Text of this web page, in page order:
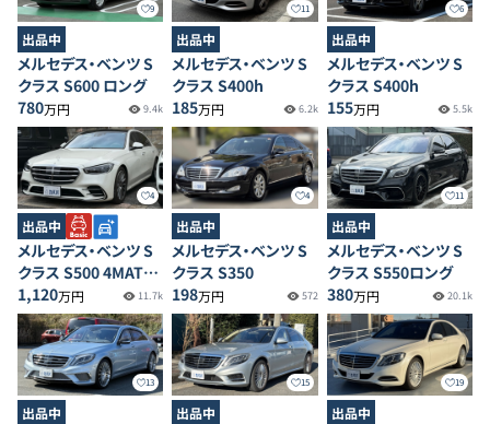
9
出品中
メルセデス・ベンツ S
クラス S600 ロング
780万円 9.4k
11
出品中
メルセデス・ベンツ S
クラス S400h
185万円 6.2k
6
出品中
メルセデス・ベンツ S
クラス S400h
155万円 5.5k
4
出品中
メルセデス・ベンツ S
クラス S500 4MATIC
ロング AMGラインパ
ッケージ
1,120万円 11.7k
4
出品中
メルセデス・ベンツ S
クラス S350
198万円 572
11
出品中
メルセデス・ベンツ S
クラス S550ロング
380万円 20.1k
13
出品中
15
出品中
19
出品中